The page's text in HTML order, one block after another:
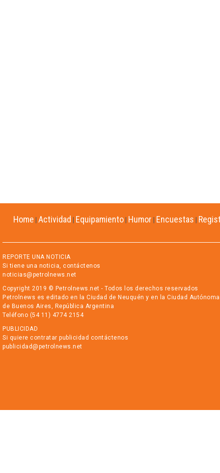
Home Actividad Equipamiento Humor Encuestas
REPORTE UNA NOTICIA
Si tiene una noticia, contáctenos
noticias@petrolnews.net
Copyright 2019 © Petrolnews.net - Todos los derechos reservados
Petrolnews es editado en la Ciudad de Neuquén y en la Ciudad Autónoma
de Buenos Aires, República Argentina
Teléfono (54 11) 4774 2154
PUBLICIDAD
Si quiere contratar publicidad contáctenos
publicidad@petrolnews.net